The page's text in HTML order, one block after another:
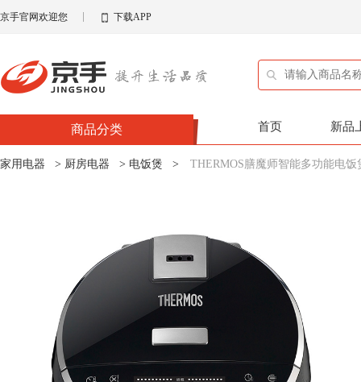
京手官网欢迎您 下载APP
首页 新品
商品分类
家用电器 > 厨房电器 > 电饭煲 > THERMOS膳魔师智能多功能电饭